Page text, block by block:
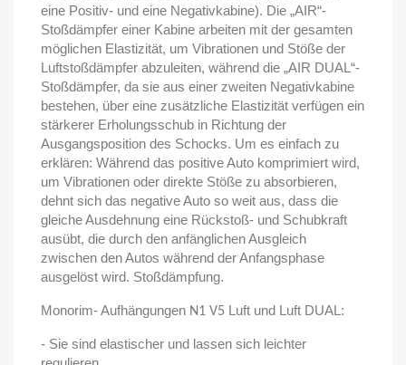
eine Positiv- und eine Negativkabine). Die „AIR“-
Stoßdämpfer einer Kabine arbeiten mit der gesamten
möglichen Elastizität, um Vibrationen und Stöße der
Luftstoßdämpfer abzuleiten, während die „AIR DUAL“-
Stoßdämpfer, da sie aus einer zweiten Negativkabine
bestehen, über eine zusätzliche Elastizität verfügen ein
stärkerer Erholungsschub in Richtung der
Ausgangsposition des Schocks. Um es einfach zu
erklären: Während das positive Auto komprimiert wird,
um Vibrationen oder direkte Stöße zu absorbieren,
dehnt sich das negative Auto so weit aus, dass die
gleiche Ausdehnung eine Rückstoß- und Schubkraft
ausübt, die durch den anfänglichen Ausgleich
zwischen den Autos während der Anfangsphase
ausgelöst wird. Stoßdämpfung.
Monorim- Aufhängungen N1 V5 Luft und Luft DUAL:
- Sie sind elastischer und lassen sich leichter